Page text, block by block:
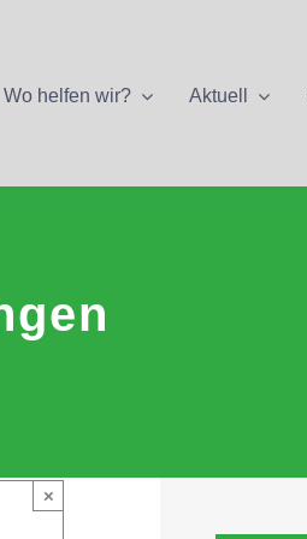
Wo helfen wir? Aktuell
×